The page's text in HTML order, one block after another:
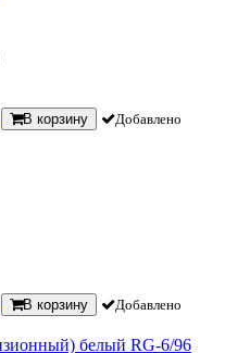
В корзину Добавлено
В корзину Добавлено